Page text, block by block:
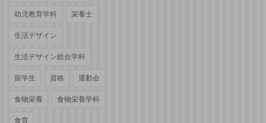
幼児教育学科 栄養士
生活デザイン
生活デザイン総合学科
留学生 資格 運動会
食物栄養 食物栄養学科
食育